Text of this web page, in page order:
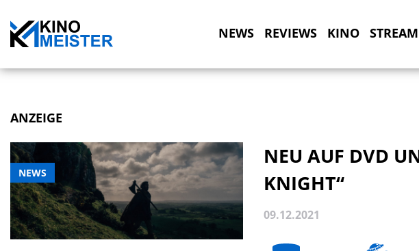
NEWS REVIEWS KINO
ANZEIGE
NEWS
NEU AUF DVD
KNIGHT“
09.12.2021